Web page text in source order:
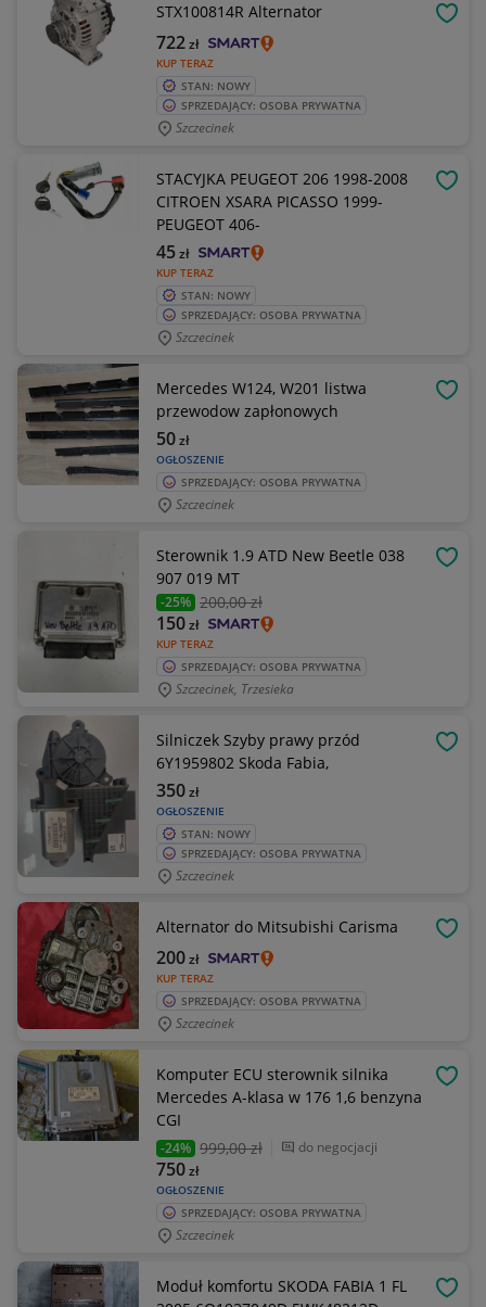
STX100814R Alternator
KUP TERAZ
722zł
STAN: NOWY
SPRZEDAJĄCY: OSOBA PRYWATNA
Szczecinek
STACYJKA PEUGEOT 206 1998-2008
CITROEN XSARA PICASSO 1999-
PEUGEOT 406-
KUP TERAZ
45zł
STAN: NOWY
SPRZEDAJĄCY: OSOBA PRYWATNA
Szczecinek
Mercedes W124, W201 listwa
przewodow zapłonowych
OGŁOSZENIE
50zł
SPRZEDAJĄCY: OSOBA PRYWATNA
Szczecinek
Sterownik 1.9 ATD New Beetle 038
907 019 MT
-25% 200,00 zł
KUP TERAZ
150zł
SPRZEDAJĄCY: OSOBA PRYWATNA
Szczecinek, Trzesieka
Silniczek Szyby prawy przód
6Y1959802 Skoda Fabia,
OGŁOSZENIE
350zł
STAN: NOWY
SPRZEDAJĄCY: OSOBA PRYWATNA
Szczecinek
Alternator do Mitsubishi Carisma
KUP TERAZ
200zł
SPRZEDAJĄCY: OSOBA PRYWATNA
Szczecinek
Komputer ECU sterownik silnika
Mercedes A-klasa w 176 1,6 benzyna
CGI
-24% 999,00 zł do negocjacji
OGŁOSZENIE
750zł
SPRZEDAJĄCY: OSOBA PRYWATNA
Szczecinek
Moduł komfortu SKODA FABIA 1 FL